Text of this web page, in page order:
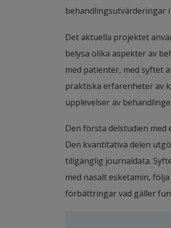
behandlingsutvärderingar
Det aktuella projektet
belysa olika aspekter av
med patienter, med syftet
praktiska erfarenheter av
upplevelser av
Den första delstudien
Den kvantitativa delen
tillgänglig journaldata.
med nasalt esketamin,
förbättringar vad gäller